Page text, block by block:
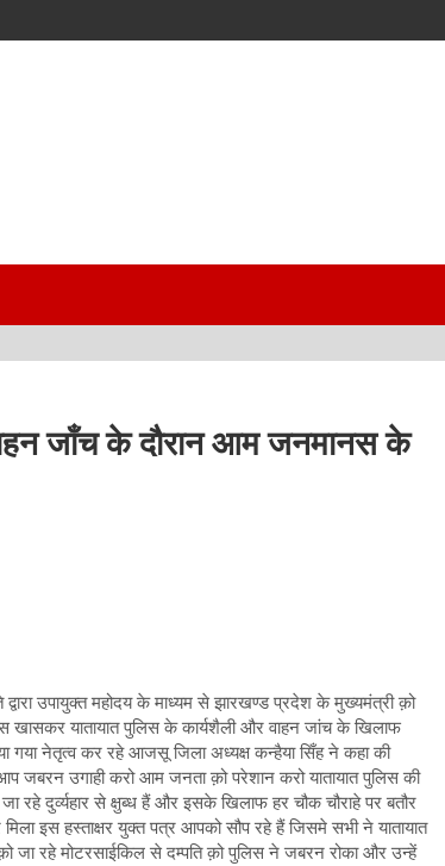
जाँच के दौरान आम जनमानस के
उपायुक्त महोदय के माध्यम से झारखण्ड प्रदेश के मुख्यमंत्री क़ो
यातायात पुलिस के कार्यशैली और वाहन जांच के खिलाफ
गया नेतृत्व कर रहे आजसू जिला अध्यक्ष कन्हैया सिँह ने कहा की
जबरन उगाही करो आम जनता क़ो परेशान करो यातायात पुलिस की
रहे दुर्व्यहार से क्षुब्ध हैं और इसके खिलाफ हर चौक चौराहे पर बतौर
इस हस्ताक्षर युक्त पत्र आपको सौप रहे हैं जिसमे सभी ने यातायात
जा रहे मोटरसाईकिल से दम्पति क़ो पुलिस ने जबरन रोका और उन्हें